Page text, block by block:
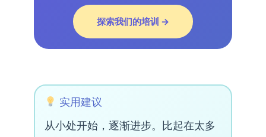
探索我们的培训 →
实用建议
从小处开始，逐渐进步。比起在太多